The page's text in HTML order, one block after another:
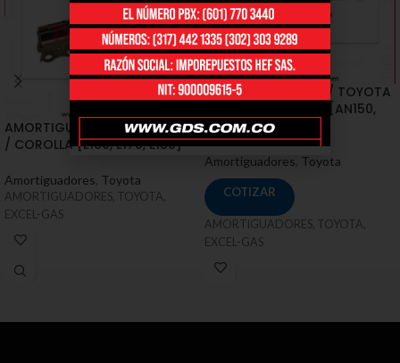
AMORTIGUADORES / TOYOTA
/ COROLLA [E160, E170, E180]
Amortiguadores Toyota
AMORTIGUADORES, TOYOTA,
EXCEL-GAS
AMORTIGUADORES / TOYOTA
/ FORTUNER II, SW4 [AN150,
AN160]
Amortiguadores Toyota
COTIZAR
AMORTIGUADORES, TOYOTA,
EXCEL-GAS